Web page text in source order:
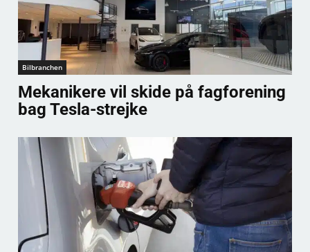
Bilbranchen
Mekanikere vil skide på fagforening
bag Tesla-strejke